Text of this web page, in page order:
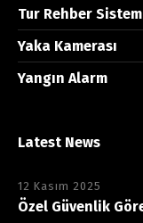
Tur Rehber
Yaka Kamerası
Yangın Alarm
Latest News
12 Kasım 2025
Özel Güvenlik